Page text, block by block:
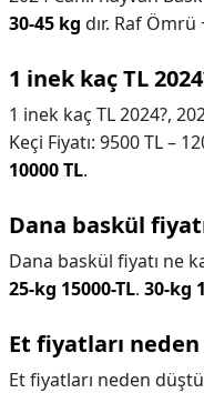
30-45 kg dır. Raf Ömrü
1 inek kaç TL
1 inek kaç TL 2024?,
Keçi Fiyatı: 9500 TL –
10000 TL.
Dana baskül
Dana baskül fiyatı ne
25-kg 15000-TL. 30-kg
Et fiyatları
Et fiyatları neden